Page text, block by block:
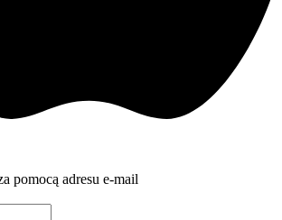
pomocą adresu e-mail